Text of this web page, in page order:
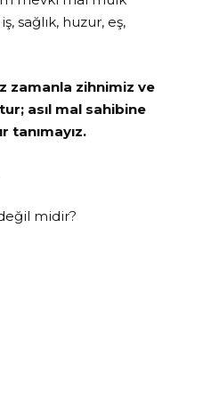
sağlık, huzur, eş,
zamanla zihnimiz ve
asıl mal sahibine
tanımayız.
midir?